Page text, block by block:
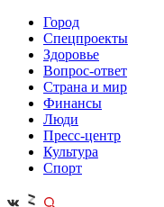
Город
Спецпроекты
Здоровье
Вопрос-ответ
Страна и мир
Финансы
Люди
Пресс-центр
Культура
Спорт